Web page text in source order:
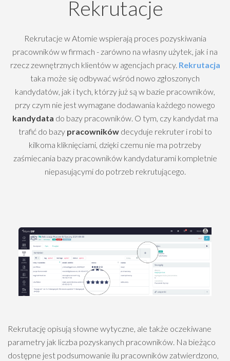
Rekrutacje
Rekrutacje w Atomie wspierają proces pozyskiwania
pracowników w firmach - zarówno na własny użytek, jak i na
rzecz zewnętrznych klientów w agencjach pracy. Rekrutacja
taka może się odbywać wśród nowo zgłoszonych
kandydatów, jak i tych, którzy już są w bazie pracowników,
przy czym nie jest wymagane dodawania każdego nowego
kandydata do bazy pracowników. O tym, czy kandydat ma
trafić do bazy pracowników decyduje rekruter i robi to
kilkoma kliknięciami, dzięki czemu nie ma potrzeby
zaśmiecania bazy pracowników kandydaturami kompletnie
niepasującymi do potrzeb rekrutującego.
Rekrutację opisują słowne wytyczne, ale także oczekiwane
parametry jak liczba pozyskanych pracowników. Na bieżąco
dostępne jest podsumowanie ilu pracowników zatwierdzono,